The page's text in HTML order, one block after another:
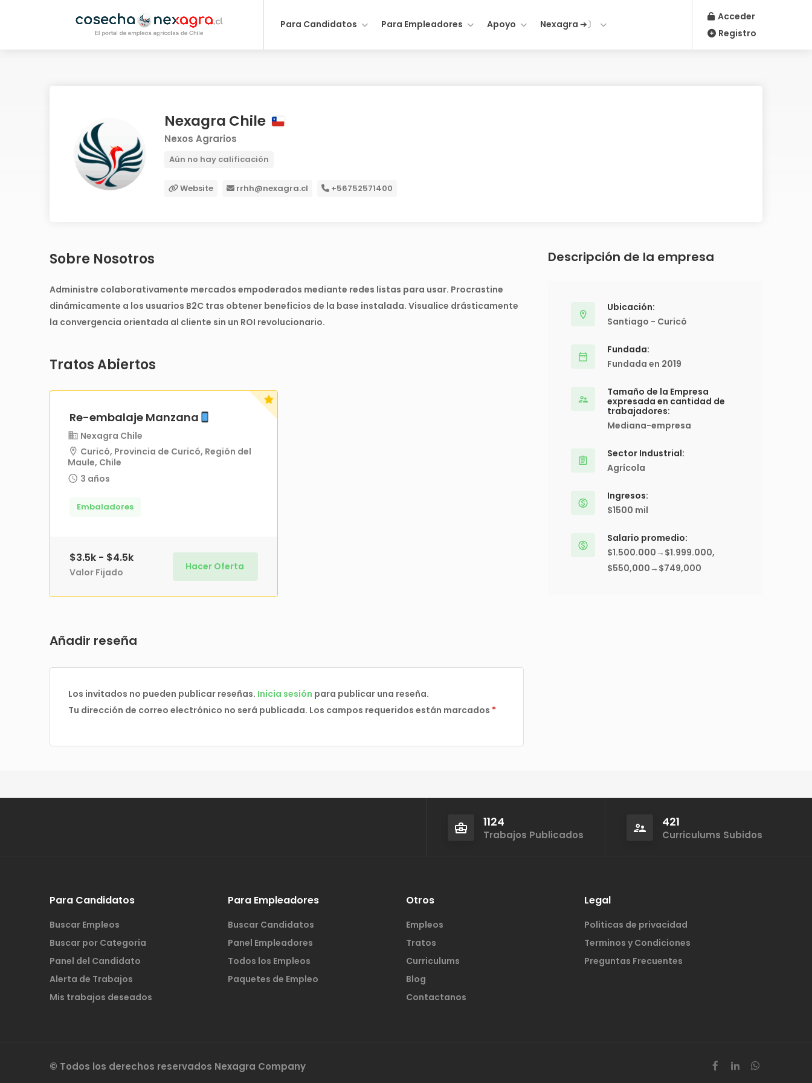
Para Candidatos Para Empleadores Apoyo Nexagra ➔〕
Acceder
Registro
Nexagra Chile
Nexos Agrarios
Aún no hay calificación
Website rrhh@nexagra.cl +56752571400
Sobre Nosotros
Administre colaborativamente mercados empoderados mediante redes listas para usar. Procrastine
dinámicamente a los usuarios B2C tras obtener beneficios de la base instalada. Visualice drásticamente
la convergencia orientada al cliente sin un ROI revolucionario.
Tratos Abiertos
Re-embalaje Manzana
Nexagra Chile
Curicó, Provincia de Curicó, Región del
Maule, Chile
3 años
Embaladores
$3.5k - $4.5k
Valor Fijado Hacer Oferta
Añadir reseña
Los invitados no pueden publicar reseñas. Inicia sesión para publicar una reseña.
Tu dirección de correo electrónico no será publicada. Los campos requeridos están marcados *
Descripción de la empresa
Ubicación:
Santiago - Curicó
Fundada:
Fundada en 2019
Tamaño de la Empresa
expresada en cantidad de
trabajadores:
Mediana-empresa
Sector Industrial:
Agrícola
Ingresos:
$1500 mil
Salario promedio:
$1.500.000→$1.999.000,
$550,000→$749,000
1124
Trabajos Publicados
421
Curriculums Subidos
Para Candidatos
Buscar Empleos
Buscar por Categoria
Panel del Candidato
Alerta de Trabajos
Mis trabajos deseados
Para Empleadores
Buscar Candidatos
Panel Empleadores
Todos los Empleos
Paquetes de Empleo
Otros
Empleos
Tratos
Curriculums
Blog
Contactanos
Legal
Politicas de privacidad
Terminos y Condiciones
Preguntas Frecuentes
© Todos los derechos reservados Nexagra Company